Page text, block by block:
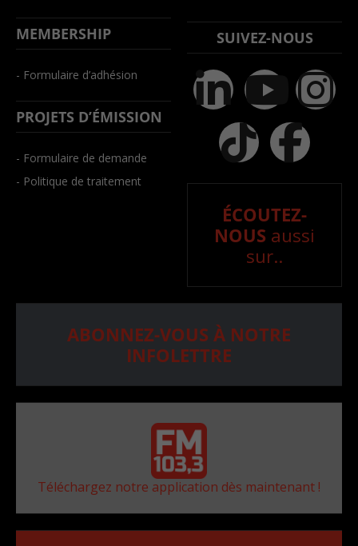
MEMBERSHIP
- Formulaire d’adhésion
PROJETS D’ÉMISSION
- Formulaire de demande
- Politique de traitement
SUIVEZ-NOUS
ÉCOUTEZ-
NOUS aussi
sur..
ABONNEZ-VOUS À NOTRE
INFOLETTRE
Téléchargez notre application dès maintenant !